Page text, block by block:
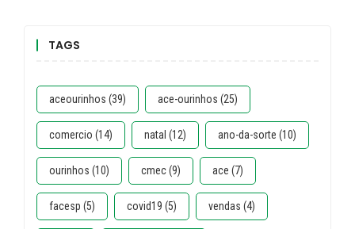
TAGS
aceourinhos (39) ace-ourinhos (25)
comercio (14) natal (12) ano-da-sorte (10)
ourinhos (10) cmec (9) ace (7)
facesp (5) covid19 (5) vendas (4)